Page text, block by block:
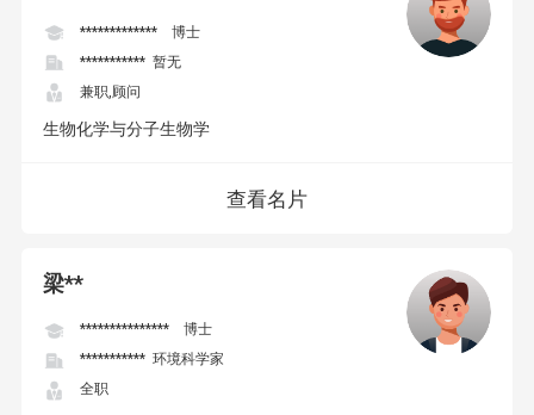
************* 博士
*********** 暂无
兼职,顾问
生物化学与分子生物学
查看名片
梁**
*************** 博士
*********** 环境科学家
全职